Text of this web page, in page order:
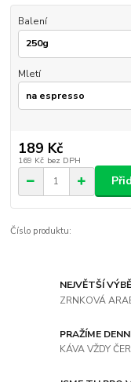
Balení
Mletí
189 Kč
169 Kč bez DPH
Číslo produktu:
NEJVĚTŠÍ
ZRNKOVÁ
PRAŽÍME
KÁVA VŽDY